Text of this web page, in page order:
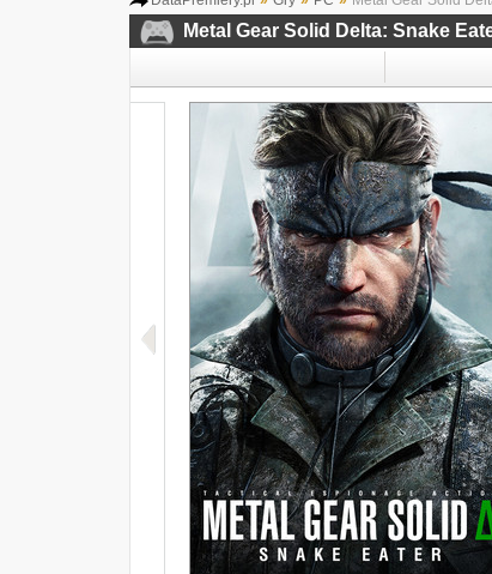
Metal Gear Solid Delta: Snake